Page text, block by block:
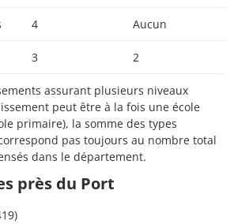
4 Aucun
3 2
assurant plusieurs niveaux
peut être à la fois une école
primaire), la somme des types
pas toujours au nombre total
dans le département.
près du Port